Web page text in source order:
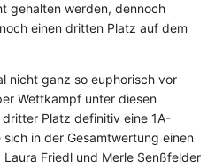
gehalten werden, dennoch
einen dritten Platz auf dem
nicht ganz so euphorisch vor
Wettkampf unter diesen
Platz definitiv eine 1A-
in der Gesamtwertung einen
Friedl und Merle Senßfelder